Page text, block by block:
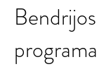
programa